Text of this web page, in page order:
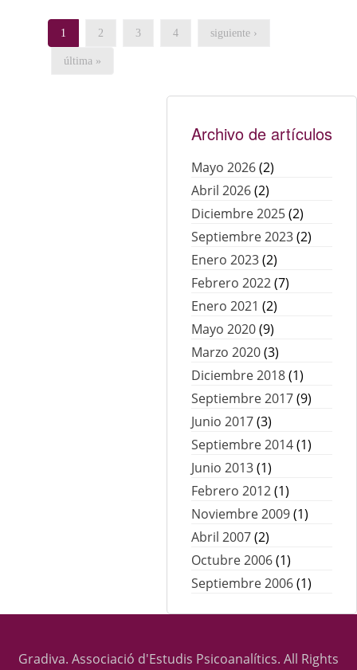
1 2 3 4 siguiente ›
última »
Archivo de artículos
Mayo 2026(2)
Abril 2026(2)
Diciembre 2025(2)
Septiembre 2023(2)
Enero 2023(2)
Febrero 2022(7)
Enero 2021 (2)
Mayo 2020(9)
Marzo 2020(3)
Diciembre 2018(1)
Septiembre 2017(9)
Junio 2017(3)
Septiembre 2014(1)
Junio 2013(1)
Febrero 2012(1)
Noviembre 2009(1)
Abril 2007(2)
Octubre 2006(1)
Septiembre 2006(1)
Gradiva. Associació d'Estudis Psicoanalítics. All Rights